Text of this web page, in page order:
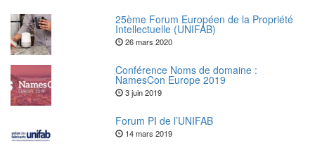
25ème Forum Européen de la Propriété
Intellectuelle (UNIFAB)
26 mars 2020
Conférence Noms de domaine :
NamesCon Europe 2019
3 juin 2019
Forum PI de l’UNIFAB
14 mars 2019